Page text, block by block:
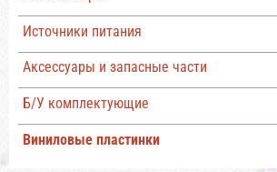
Источники питания
Аксессуары и запасные части
Б/У комплектующие
Виниловые пластинки